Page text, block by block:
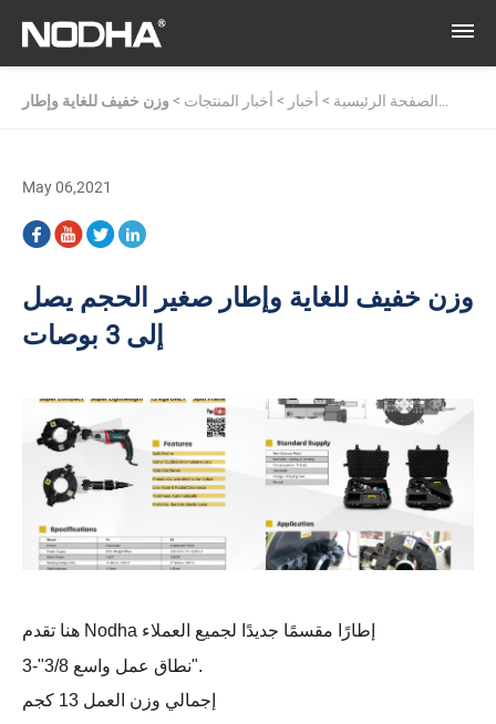
الصفحة الرئيسية > أخبار > أخبار المنتجات > وزن خفيف للغاية وإطار
May 06,2021
وزن خفيف للغاية وإطار صغير الحجم يصل
إلى 3 بوصات
هنا تقدم Nodha إطارًا مقسمًا جديدًا لجميع العملاء
نطاق عمل واسع 3/8"-3".
إجمالي وزن العمل 13 كجم